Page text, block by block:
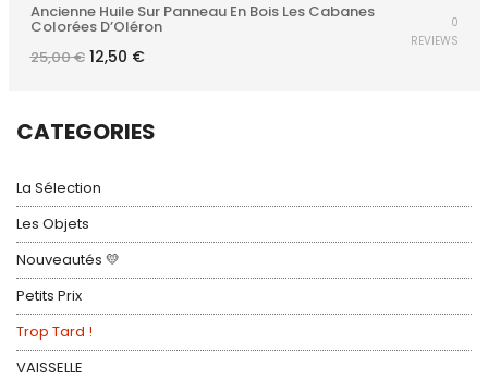
CATEGORIES
La Sélection
Les Objets
Nouveautés 💛
Petits Prix
Trop Tard !
VAISSELLE
Ancienne Huile Sur Panneau En Bois Les Cabanes
Colorées D’Oléron
25,00€ Le
prix
12,50 €Le
prix
0
REVIEWS